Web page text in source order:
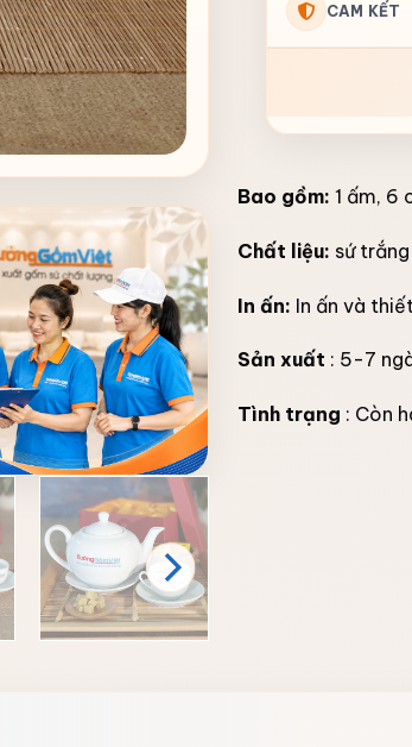
CAM KẾT
Bao gồm: 1 ấm, 6
Chất liệu: sứ trắng
In ấn: In ấn và
Sản xuất : 5-7
Tình trạng : Còn